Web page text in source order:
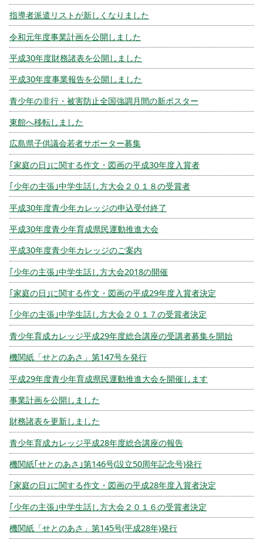
指導者派遣リストが新しくなりました
令和元年度事業計画を公開しました
平成30年度財務諸表を公開しました
平成30年度事業報告を公開しました
青少年の非行・被害防止全国強調月間の新ポスター
東館へ移転しました
広島県子供議会若者サポーター募集
｢家庭の日｣に関する作文・図画の平成30年度入賞者
｢少年の主張｣中学生話し方大会２０１８の受賞者
平成30年度青少年カレッジの申込受付終了
平成30年度青少年育成県民運動推進大会
平成30年度青少年カレッジのご案内
｢少年の主張｣中学生話し方大会2018の開催
｢家庭の日｣に関する作文・図画の平成29年度入賞者決定
｢少年の主張｣中学生話し方大会２０１７の受賞者決定
青少年育成カレッジ平成29年度総合講座の受講者募集を開始
機関紙「せとのあさ」第147号を発行
平成29年度青少年育成県民運動推進大会を開催します
事業計画を公開しました
財務諸表を更新しました
青少年育成カレッジ平成28年度総合講座の報告
機関紙｢せとのあさ｣第146号(設立50周年記念号)発行
｢家庭の日｣に関する作文・図画の平成28年度入賞者決定
｢少年の主張｣中学生話し方大会２０１６の受賞者決定
機関紙「せとのあさ」第145号(平成28年)発行